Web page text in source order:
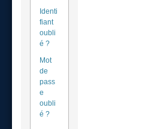
Identi
fiant
oubli
é ?
Mot
de
pass
e
oubli
é ?